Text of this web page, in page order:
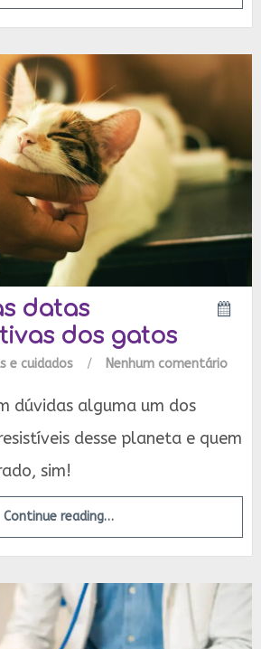
datas
dos gatos
e cuidados / Nenhum comentário
dúvidas alguma um dos
desse planeta e quem
sim!
Continue reading…